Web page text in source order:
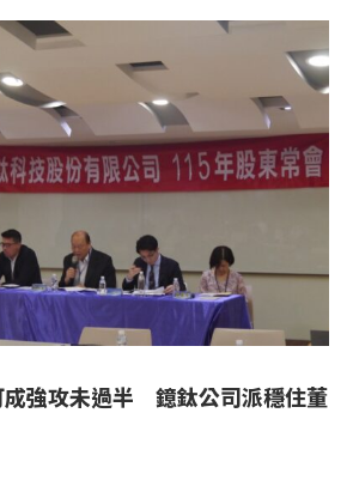
成強攻未過半 鐿鈦公司派穩住董